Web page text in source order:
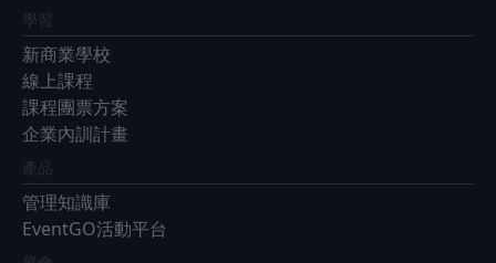
學習
新商業學校
線上課程
課程團票方案
企業內訓計畫
產品
管理知識庫
EventGO活動平台